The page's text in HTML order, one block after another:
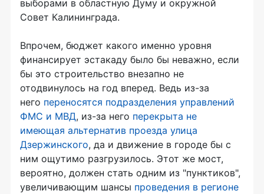
выборами в областную Думу и окружной
Совет Калининграда.
Впрочем, бюджет какого именно уровня
финансирует эстакаду было бы неважно, если
бы это строительство внезапно не
отодвинулось на год вперед. Ведь из-за
него переносятся подразделения управлений
ФМС и МВД, из-за него перекрыта не
имеющая альтернатив проезда улица
Дзержинского, да и движение в городе бы с
ним ощутимо разгрузилось. Этот же мост,
вероятно, должен стать одним из "пунктиков",
увеличивающим шансы проведения в регионе